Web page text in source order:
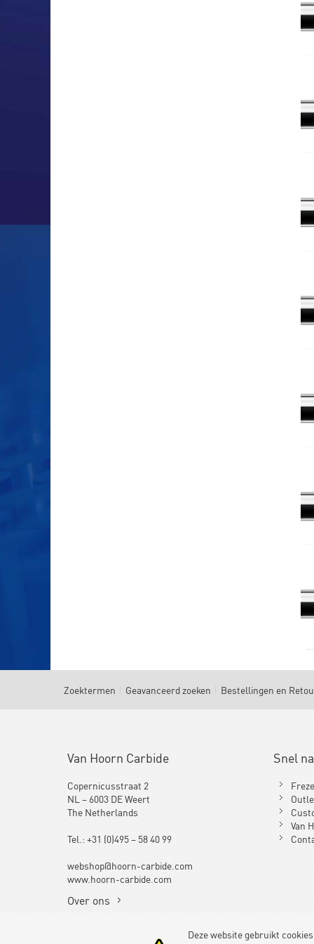
Zoektermen Geavanceerd zoeken Bestellingen en
Van Hoorn Carbide
Copernicusstraat 2
NL – 6003 DE Weert
The Netherlands
Tel.: +31 (0)495 – 58 40 99
webshop@hoorn-carbide.com
www.hoorn-carbide.com
Over ons
Snel
Van
Deze website gebruikt